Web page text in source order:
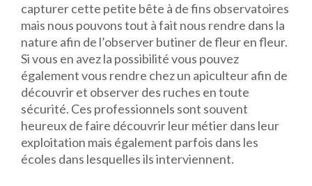
capturer cette petite bête à de fins observatoires
mais nous pouvons tout à fait nous rendre dans la
nature afin de l’observer butiner de fleur en fleur.
Si vous en avez la possibilité vous pouvez
également vous rendre chez un apiculteur afin de
découvrir et observer des ruches en toute
sécurité. Ces professionnels sont souvent
heureux de faire découvrir leur métier dans leur
exploitation mais également parfois dans les
écoles dans lesquelles ils interviennent.